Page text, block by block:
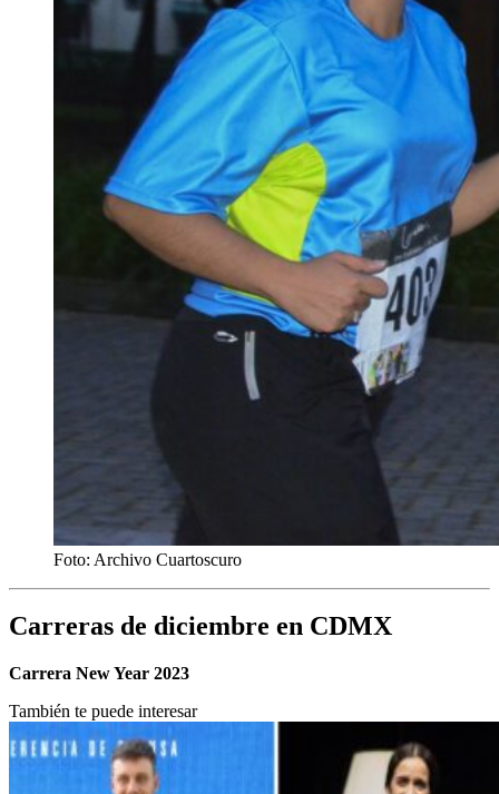
Foto: Archivo Cuartoscuro
Carreras de diciembre en CDMX
Carrera New Year 2023
También te puede interesar